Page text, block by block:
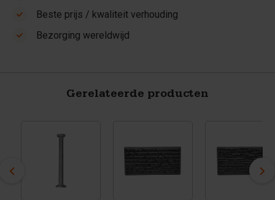
Beste prijs / kwaliteit verhouding
Bezorging wereldwijd
Gerelateerde producten